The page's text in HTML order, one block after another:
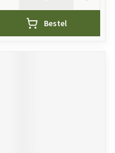
Bestel